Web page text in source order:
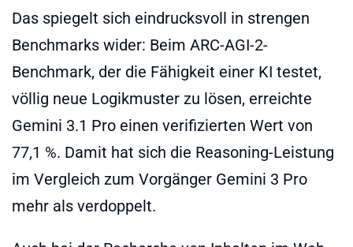
Das spiegelt sich eindrucksvoll in strengen
Benchmarks wider: Beim ARC-AGI-2-
Benchmark, der die Fähigkeit einer KI testet,
völlig neue Logikmuster zu lösen, erreichte
Gemini 3.1 Pro einen verifizierten Wert von
77,1 %. Damit hat sich die Reasoning-Leistung
im Vergleich zum Vorgänger Gemini 3 Pro
mehr als verdoppelt.